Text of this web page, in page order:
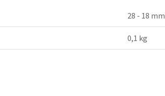
28 - 18 mm
0,1 kg